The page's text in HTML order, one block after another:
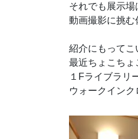
それでも展示場
動画撮影に挑む
紹介にもって
最近ちょこちょ
１Fライブラリ
ウォークインク